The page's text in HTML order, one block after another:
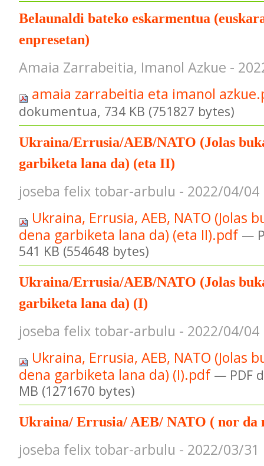
Belaunaldi bateko eskarmentua
enpresetan)
Amaia Zarrabeitia, Imanol Azkue -
amaia zarrabeitia eta imanol
dokumentua, 734 KB (751827 bytes)
Ukraina/Errusia/AEB/NATO (Jolas
garbiketa lana da) (eta II)
joseba felix tobar-arbulu - 2022/04/04
Ukraina, Errusia, AEB, NATO (Jolas
dena garbiketa lana da) (eta II).pdf —
541 KB (554648 bytes)
Ukraina/Errusia/AEB/NATO (Jolas
garbiketa lana da) (I)
joseba felix tobar-arbulu - 2022/04/04
Ukraina, Errusia, AEB, NATO (Jolas
dena garbiketa lana da) (I).pdf — PDF
MB (1271670 bytes)
Ukraina/ Errusia/ AEB/ NATO ( nor da
joseba felix tobar-arbulu - 2022/03/31